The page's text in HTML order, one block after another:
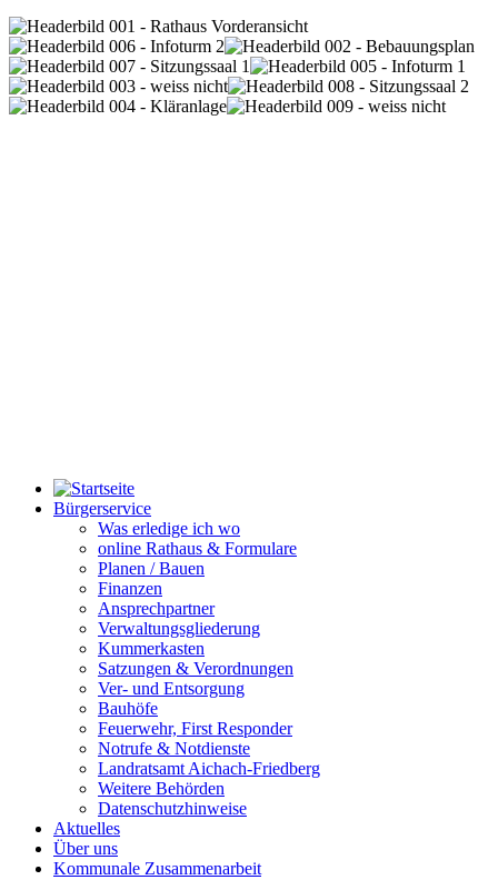
Bürgerservice
Was erledige ich wo
online Rathaus & Formulare
Planen / Bauen
Finanzen
Ansprechpartner
Verwaltungsgliederung
Kummerkasten
Satzungen & Verordnungen
Ver- und Entsorgung
Bauhöfe
Feuerwehr, First Responder
Notrufe & Notdienste
Landratsamt Aichach-Friedberg
Weitere Behörden
Datenschutzhinweise
Aktuelles
Über uns
Kommunale Zusammenarbeit